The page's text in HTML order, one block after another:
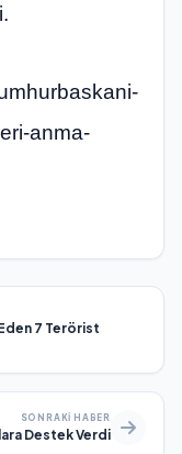
anma-
Eden 7 Terörist
SONRAKI HABER
Destek Verdi